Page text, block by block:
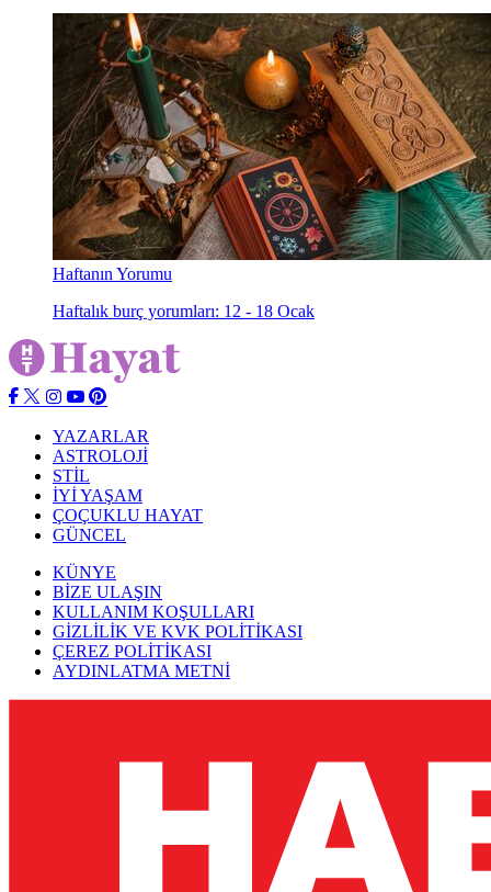
Haftanın Yorumu
Haftalık burç yorumları: 12 - 18 Ocak
YAZARLAR
ASTROLOJİ
STİL
İYİ YAŞAM
ÇOÇUKLU HAYAT
GÜNCEL
KÜNYE
BİZE ULAŞIN
KULLANIM KOŞULLARI
GİZLİLİK VE KVK POLİTİKASI
ÇEREZ POLİTİKASI
AYDINLATMA METNİ